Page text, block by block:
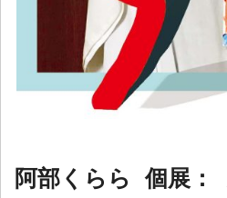
阿部くらら 個展：